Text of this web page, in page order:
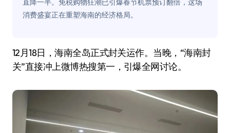
直降一半。免税购物狂潮已引爆春节机票预订翻倍，这场
消费盛宴正在重塑海南的经济格局。
12月18日，海南全岛正式封关运作。当晚，“海南封
关”直接冲上微博热搜第一，引爆全网讨论。